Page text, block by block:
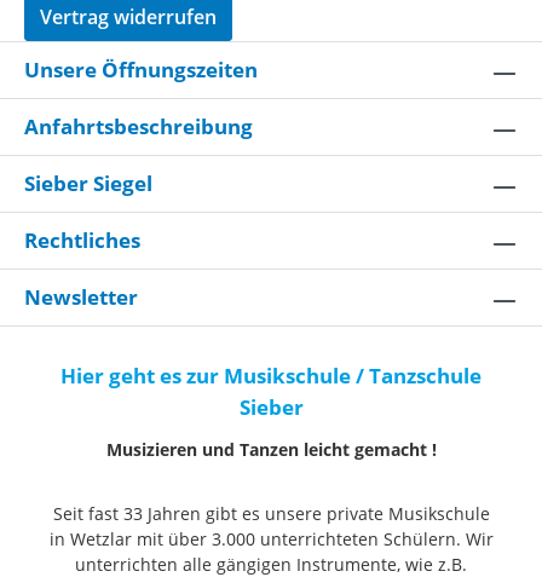
Vertrag widerrufen
Unsere Öffnungszeiten
Anfahrtsbeschreibung
Sieber Siegel
Rechtliches
Newsletter
Hier geht es zur Musikschule / Tanzschule
Sieber
Musizieren und Tanzen leicht gemacht !
Seit fast 33 Jahren gibt es unsere private Musikschule
in Wetzlar mit über 3.000 unterrichteten Schülern. Wir
unterrichten alle gängigen Instrumente, wie z.B.